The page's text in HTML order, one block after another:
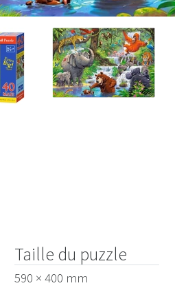
Taille du puzzle
590 × 400 mm